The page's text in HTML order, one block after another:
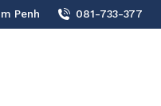
Penh 081-733-377
COURSES